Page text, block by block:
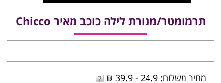
תרמומטר/מנורת לילה כוכב מאיר Chicco
מחיר משלוח: 24.9 - 39.9 ₪